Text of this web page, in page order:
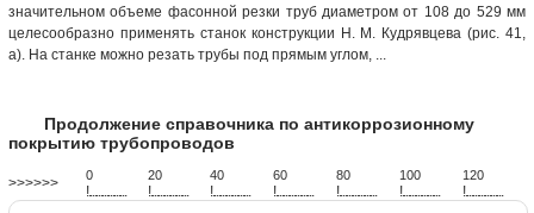
значительном объеме фасонной резки труб диаметром от 108 до 529 мм
целесообразно применять станок конструкции Н. М. Кудрявцева (рис. 41,
а). На станке можно резать трубы под прямым углом, ...
Продолжение справочника по антикоррозионному
покрытию трубопроводов
>>>>>> 0
!...................
20
!...................
40
!...................
60
!...................
80
!...................
100
!...................
120
!...................